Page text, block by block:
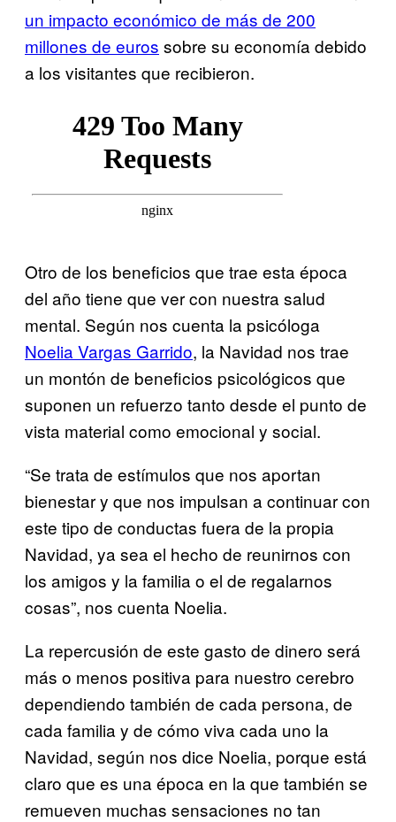
un impacto económico de más de 200
millones de euros sobre su economía debido
a los visitantes que recibieron.
Otro de los beneficios que trae esta época
del año tiene que ver con nuestra salud
mental. Según nos cuenta la psicóloga
Noelia Vargas Garrido, la Navidad nos trae
un montón de beneficios psicológicos que
suponen un refuerzo tanto desde el punto de
vista material como emocional y social.
“Se trata de estímulos que nos aportan
bienestar y que nos impulsan a continuar con
este tipo de conductas fuera de la propia
Navidad, ya sea el hecho de reunirnos con
los amigos y la familia o el de regalarnos
cosas”, nos cuenta Noelia.
La repercusión de este gasto de dinero será
más o menos positiva para nuestro cerebro
dependiendo también de cada persona, de
cada familia y de cómo viva cada uno la
Navidad, según nos dice Noelia, porque está
claro que es una época en la que también se
remueven muchas sensaciones no tan